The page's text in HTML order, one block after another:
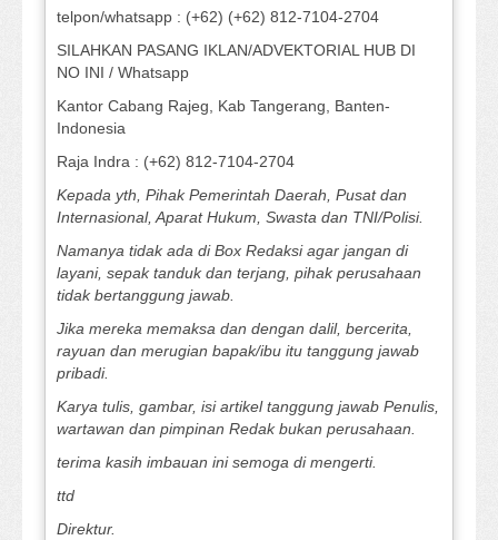
telpon/whatsapp : (+62) (+62) 812-7104-2704
SILAHKAN PASANG IKLAN/ADVEKTORIAL HUB DI
NO INI / Whatsapp
Kantor Cabang Rajeg, Kab Tangerang, Banten-
Indonesia
Raja Indra : (+62) 812-7104-2704
Kepada yth, Pihak Pemerintah Daerah, Pusat dan
Internasional, Aparat Hukum, Swasta dan TNI/Polisi.
Namanya tidak ada di Box Redaksi agar jangan di
layani, sepak tanduk dan terjang, pihak perusahaan
tidak bertanggung jawab.
Jika mereka memaksa dan dengan dalil, bercerita,
rayuan dan merugian bapak/ibu itu tanggung jawab
pribadi.
Karya tulis, gambar, isi artikel tanggung jawab Penulis,
wartawan dan pimpinan Redak bukan perusahaan.
terima kasih imbauan ini semoga di mengerti.
ttd
Direktur.